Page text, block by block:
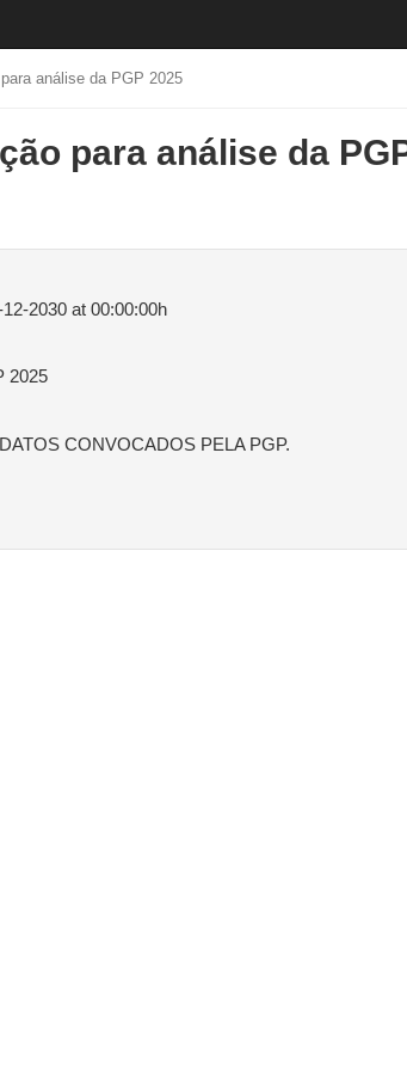
análise da PGP 2025
para análise da
2030 at 00:00:00h
2025
CONVOCADOS PELA PGP.